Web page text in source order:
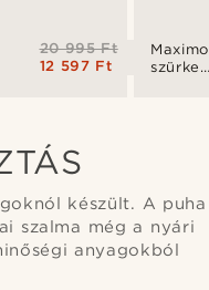
20 995 Ft
12 597 Ft
Maximo
szürke
készült. A puha
szalma még a nyári
anyagokból